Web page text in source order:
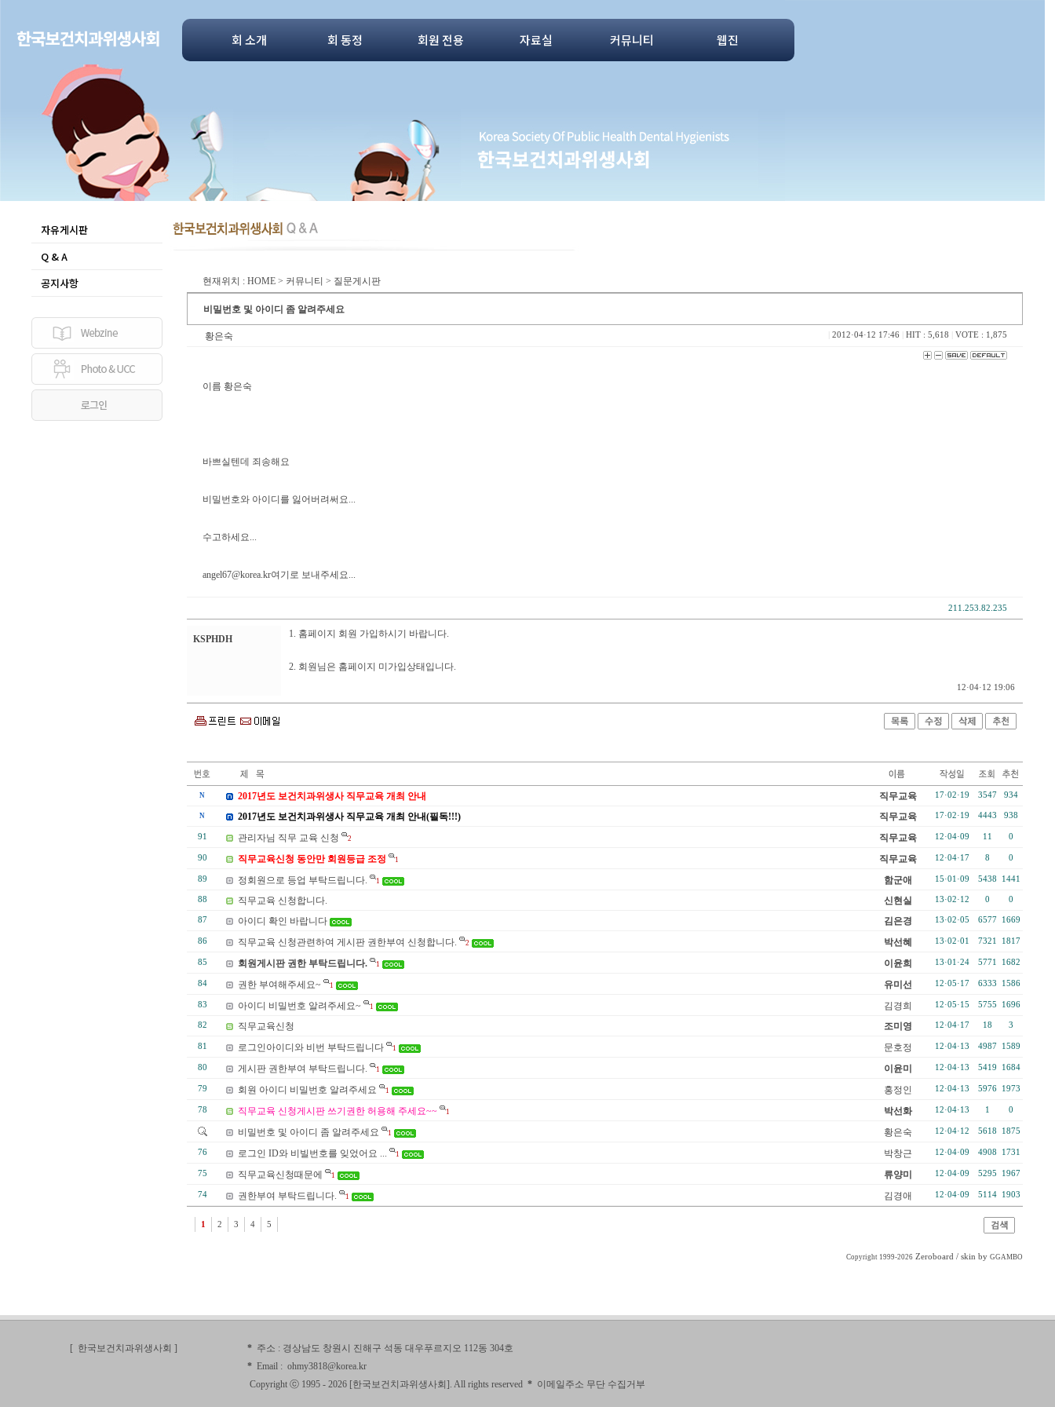
회 소개 회 동정 회원 전용 자료실 커뮤니티 웹진
자유게시판
Q & A
공지사항
현재위치 : HOME > 커뮤니티 > 질문게시판
비밀번호 및 아이디 좀 알려주세요
황은숙 2012·04·12 17:46 HIT : 5,618 VOTE : 1,875
이름 황은숙
바쁘실텐데 죄송해요
비밀번호와 아이디를 잃어버려써요...
수고하세요...
angel67@korea.kr여기로 보내주세요...
211.253.82.235
KSPHDH 1. 홈페이지 회원 가입하시기 바랍니다.
2. 회원님은 홈페이지 미가입상태입니다.
12·04·12 19:06
N 2017년도 보건치과위생사 직무교육 개최 안내 직무교육 17·02·19 3547 934
N 2017년도 보건치과위생사 직무교육 개최 안내(필독!!!) 직무교육 17·02·19 4443 938
91 관리자님 직무 교육 신청 2 직무교육 12·04·09 11 0
90 직무교육신청 동안만 회원등급 조정 1 직무교육 12·04·17 8 0
89 정회원으로 등업 부탁드립니다. 1 함군애 15·01·09 5438 1441
88 직무교육 신청합니다. 신현실 13·02·12 0 0
87 아이디 확인 바랍니다 김은경 13·02·05 6577 1669
86 직무교육 신청관련하여 게시판 권한부여 신청합니다. 2 박선혜 13·02·01 7321 1817
85 회원게시판 권한 부탁드립니다. 1 이윤희 13·01·24 5771 1682
84 권한 부여해주세요~ 1 유미선 12·05·17 6333 1586
83 아이디 비밀번호 알려주세요~ 1 김경희 12·05·15 5755 1696
82 직무교육신청 조미영 12·04·17 18 3
81 로그인아이디와 비번 부탁드립니다 1 문호정 12·04·13 4987 1589
80 게시판 권한부여 부탁드립니다. 1 이윤미 12·04·13 5419 1684
79 회원 아이디 비밀번호 알려주세요 1 홍정인 12·04·13 5976 1973
78 직무교육 신청게시판 쓰기권한 허용해 주세요~~ 1 박선화 12·04·13 1 0
비밀번호 및 아이디 좀 알려주세요 1 황은숙 12·04·12 5618 1875
76 로그인 ID와 비빌번호를 잊었어요 ... 1 박창근 12·04·09 4908 1731
75 직무교육신청때문에 1 류양미 12·04·09 5295 1967
74 권한부여 부탁드립니다. 1 김경애 12·04·09 5114 1903
1 2 3 4 5
Copyright 1999-2026 Zeroboard / skin by GGAMBO
[ 한국보건치과위생사회 ] * 주소 : 경상남도 창원시 진해구 석동 대우푸르지오 112동 304호
* Email : ohmy3818@korea.kr
Copyright ⓒ 1995 - 2026 [한국보건치과위생사회 ]. All rights reserved * 이메일주소 무단 수집거부